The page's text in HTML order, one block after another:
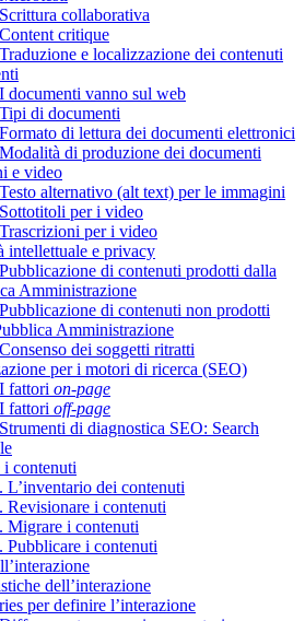
collaborativa
critique
e localizzazione dei contenuti
documenti vanno sul web
di documenti
di lettura dei documenti elettronici
di produzione dei documenti
e video
alternativo (alt text) per le immagini
per i video
per i video
intellettuale e privacy
di contenuti prodotti dalla
Amministrazione
di contenuti non prodotti
Amministrazione
dei soggetti ritratti
per i motori di ricerca (SEO)
fattori on-page
fattori off-page
di diagnostica SEO: Search
i contenuti
L’inventario dei contenuti
Revisionare i contenuti
Migrare i contenuti
Pubblicare i contenuti
dell’interazione
per definire l’interazione